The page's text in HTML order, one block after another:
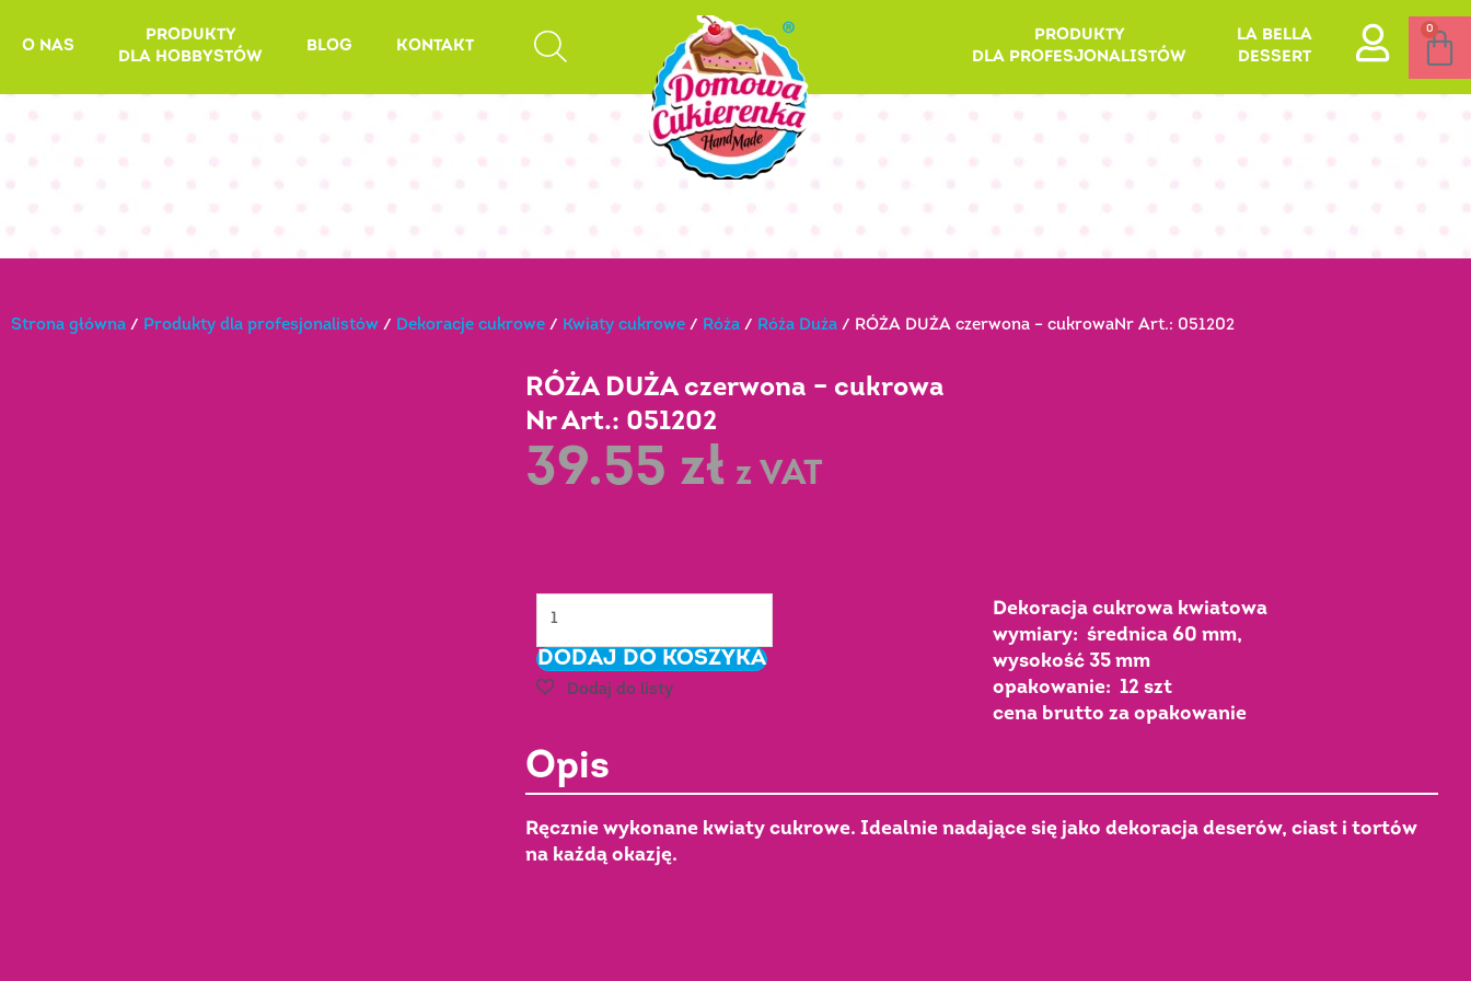
O NAS
PRODUKTY
DLA HOBBYSTÓW
BLOG KONTAKT
PRODUKTY
DLA PROFESJONALISTÓW
LA BELLA
DESSERT
0
Strona główna / Produkty dla profesjonalistów / Dekoracje cukrowe / Kwiaty cukrowe / Róża / Róża Duża / RÓŻA DUŻA czerwona – cukrowaNr Art.: 051202
RÓŻA DUŻA czerwona – cukrowa
Nr Art.: 051202
39.55 zł z VAT
DUŻA
czerwona
Art.:
051202
DODAJ DO KOSZYKA
Dekoracja cukrowa kwiatowa
wymiary: średnica 60 mm,
wysokość 35 mm
opakowanie: 12 szt
cena brutto za opakowanie
Opis
Ręcznie wykonane kwiaty cukrowe. Idealnie nadające się jako dekoracja deserów, ciast i tortów
na każdą okazję.